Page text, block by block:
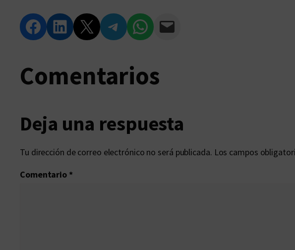
Compartir en Facebook Compartir en LinkedIn Compartir en Twitter Compartir en Telegram Compartir en WhatsApp Compartir vía Email
Comentarios
Deja una respuesta
Tu dirección de correo electrónico no será publicada. Los campos
Comentario *